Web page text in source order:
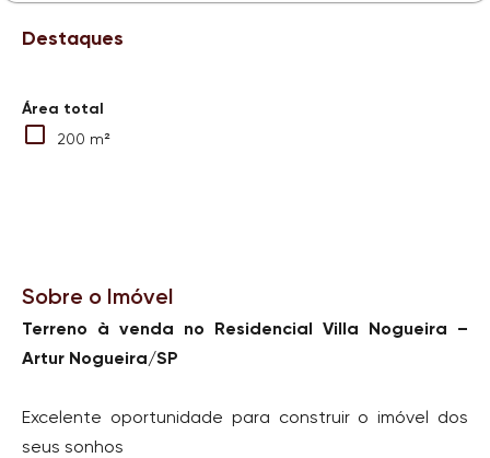
Destaques
Área total
200 m²
Sobre o Imóvel
Terreno à venda no Residencial Villa Nogueira –
Artur Nogueira/SP
Excelente oportunidade para construir o imóvel dos
seus sonhos